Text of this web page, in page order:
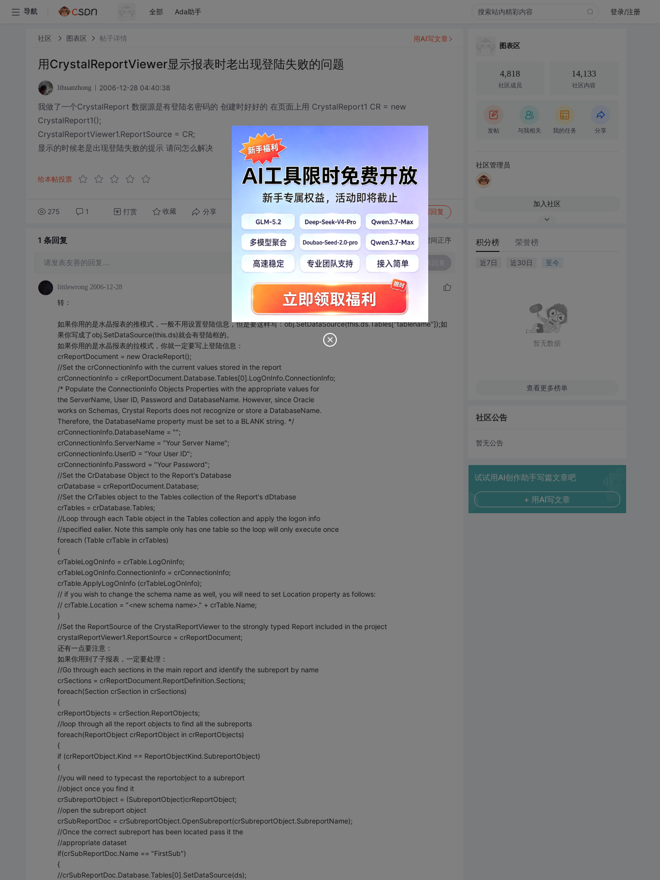
导航 全部 Ada助手 登录/注册
社区 图表区 帖子详情
用CrystalReportViewer显示报表时老出现登陆失败的问题
lihuanzhong 2006-12-28 04:40:38
我做了一个CrystalReport 数据源是有登陆名密码的 创建时好好的 在页面上用 CrystalReport1 CR = new
CrystalReport1();
CrystalReportViewer1.ReportSource = CR;
显示的时候老是出现登陆失败的提示 请问怎么解决
给本帖投票
275 1 打赏 收藏 分享 转发到动态 写回复
用AI写文章
1 条回复 切换为时间正序
请发表友善的回复…
littlewrong 2006-12-28
转：
如果你用的是水晶报表的推模式，一般不用设置登陆信息，但是要这样写：obj.SetDataSource(this.ds.Tables["tablename"]);如
果你写成了obj.SetDataSource(this.ds)就会有登陆框的。
如果你用的是水晶报表的拉模式，你就一定要写上登陆信息：
crReportDocument = new OracleReport();
//Set the crConnectionInfo with the current values stored in the report
crConnectionInfo = crReportDocument.Database.Tables[0].LogOnInfo.ConnectionInfo;
/* Populate the ConnectionInfo Objects Properties with the appropriate values for
the ServerName, User ID, Password and DatabaseName. However, since Oracle
works on Schemas, Crystal Reports does not recognize or store a DatabaseName.
Therefore, the DatabaseName property must be set to a BLANK string. */
crConnectionInfo.DatabaseName = "";
crConnectionInfo.ServerName = "Your Server Name";
crConnectionInfo.UserID = "Your User ID";
crConnectionInfo.Password = "Your Password";
//Set the CrDatabase Object to the Report's Database
crDatabase = crReportDocument.Database;
//Set the CrTables object to the Tables collection of the Report's dDtabase
crTables = crDatabase.Tables;
//Loop through each Table object in the Tables collection and apply the logon info
//specified ealier. Note this sample only has one table so the loop will only execute once
foreach (Table crTable in crTables)
{
crTableLogOnInfo = crTable.LogOnInfo;
crTableLogOnInfo.ConnectionInfo = crConnectionInfo;
crTable.ApplyLogOnInfo (crTableLogOnInfo);
// if you wish to change the schema name as well, you will need to set Location property as follows:
// crTable.Location = "<new schema name>." + crTable.Name;
}
//Set the ReportSource of the CrystalReportViewer to the strongly typed Report included in the project
crystalReportViewer1.ReportSource = crReportDocument;
还有一点要注意：
如果你用到了子报表，一定要处理：
//Go through each sections in the main report and identify the subreport by name
crSections = crReportDocument.ReportDefinition.Sections;
foreach(Section crSection in crSections)
{
crReportObjects = crSection.ReportObjects;
//loop through all the report objects to find all the subreports
foreach(ReportObject crReportObject in crReportObjects)
{
if (crReportObject.Kind == ReportObjectKind.SubreportObject)
{
//you will need to typecast the reportobject to a subreport
//object once you find it
crSubreportObject = (SubreportObject)crReportObject;
//open the subreport object
crSubReportDoc = crSubreportObject.OpenSubreport(crSubreportObject.SubreportName);
//Once the correct subreport has been located pass it the
//appropriate dataset
if(crSubReportDoc.Name == "FirstSub")
{
//crSubReportDoc.Database.Tables[0].SetDataSource(ds);
图表区
4,818
社区成员
14,133
社区内容
发帖 与我相关 我的任务 分享
社区管理员
加入社区
积分榜 荣誉榜
近7日 近30日 至今
暂无数据
查看更多榜单
社区公告
暂无公告
试试用AI创作助手写篇文章吧
+ 用AI写文章